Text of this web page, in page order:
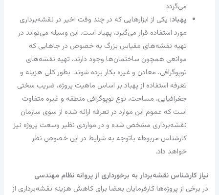
می‌گردد.
پهباد: یکی از ابزارهایی که در چند وقت اخیر در نقشه‌برداری
مورد استفاده قرار می‌گیرد، پهباد است. این وسیله می‌تواند در
تهیه نقشه‌های مقیاس بزرگ به خصوص در جاهایی که
موانعی همچون ساختمان‌ها وجود دارند، تهیه نقشه‌های
توپوگرافی، معادن و غیره بکار برده شوند. بطور کلی هزینه و
تعرفه استفاده از پهباد بر اساس ماهیت پروژه، ضریب سختی
جغرافیایی، مساحت، نوع توپوگرافی منطقه و غیره متفاوت
است که عموم این موارد در تعرفه ارائه شده از سوی سازمان
نقشه‌برداری مشخص شده و در مواردی نظیر وسعت پروژه نیز
کارشناس مربوطه باتوجه به شرایط در این خصوص نظر
خواهد داد.
نیاز کارشناس نقشه‌بردار به برخورداری از پروانه نظام مهندسی
در برخی از پروژه‌ها کارفرمایان بعضا برای کاهش هزینه نقشه‌برداری از